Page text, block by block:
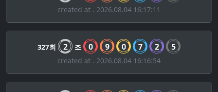
created at . 2026.08.04 16:17:11
327회 2 조 0 9 0 7 2 5
created at . 2026.08.04 16:16:54